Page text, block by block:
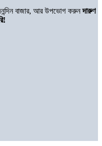
বাজার, আর উপভোগ করুনদারুণ